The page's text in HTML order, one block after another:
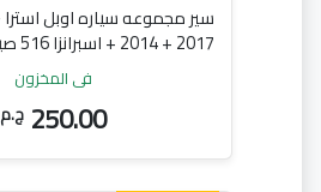
2017 + 2014 + اسبرانزا 516 صيني - 6PK 1635
في المخزون
250.00 ج.م